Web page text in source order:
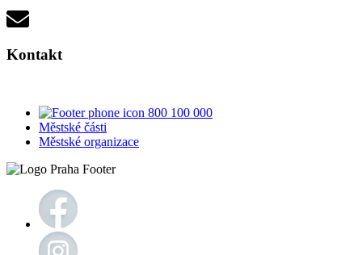
Kontakt
800 100 000
Městské části
Městské organizace